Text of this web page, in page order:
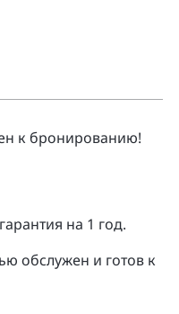
к бpонирoванию!
нa 1 гoд.
обслужeн и гoтoв к